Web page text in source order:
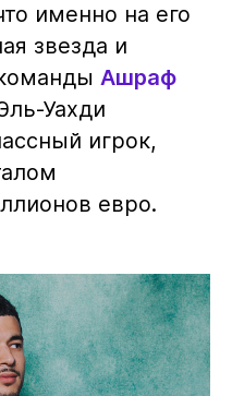
именно на его
звезда и
Ашраф
Уахди
игрок,
евро.